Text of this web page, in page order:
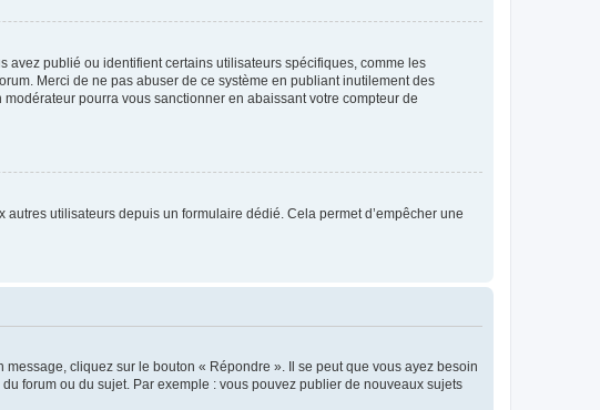
avez publié ou identifient certains utilisateurs spécifiques, comme les
Merci de ne pas abuser de ce système en publiant inutilement des
pourra vous sanctionner en abaissant votre compteur de
utilisateurs depuis un formulaire dédié. Cela permet d’empêcher une
cliquez sur le bouton « Répondre ». Il se peut que vous ayez besoin
forum ou du sujet. Par exemple : vous pouvez publier de nouveaux sujets